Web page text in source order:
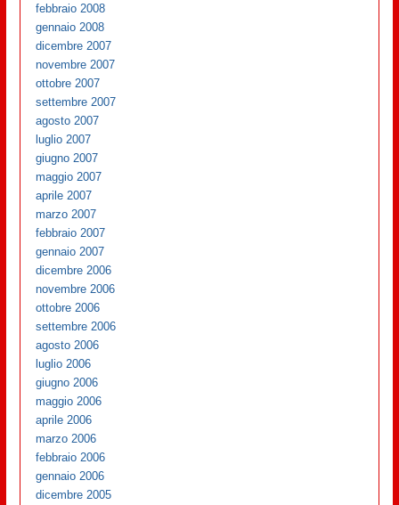
febbraio 2008
gennaio 2008
dicembre 2007
novembre 2007
ottobre 2007
settembre 2007
agosto 2007
luglio 2007
giugno 2007
maggio 2007
aprile 2007
marzo 2007
febbraio 2007
gennaio 2007
dicembre 2006
novembre 2006
ottobre 2006
settembre 2006
agosto 2006
luglio 2006
giugno 2006
maggio 2006
aprile 2006
marzo 2006
febbraio 2006
gennaio 2006
dicembre 2005